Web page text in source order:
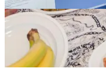
Sprogskoler i Ibiza Ibiza-